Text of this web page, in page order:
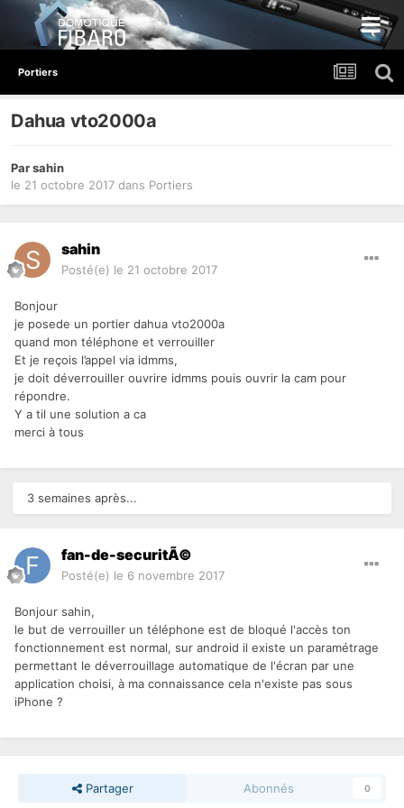
Portiers
Dahua vto2000a
Parsahin
le 21 octobre 2017 dans Portiers
sahin
Posté(e) le 21 octobre 2017
Bonjour
je posede un portier dahua vto2000a
quand mon téléphone et verrouiller
Et je reçois l’appel via idmms,
je doit déverrouiller ouvrire idmms pouis ouvrir la cam pour
répondre.
Y a til une solution a ca
merci à tous
3 semaines après...
fan-de-securitÃ©
Posté(e) le 6 novembre 2017
Bonjour sahin,
le but de verrouiller un téléphone est de bloqué l'accès ton
fonctionnement est normal, sur android il existe un paramétrage
permettant le déverrouillage automatique de l'écran par une
application choisi, à ma connaissance cela n'existe pas sous
iPhone ?
Partager Abonnés 0